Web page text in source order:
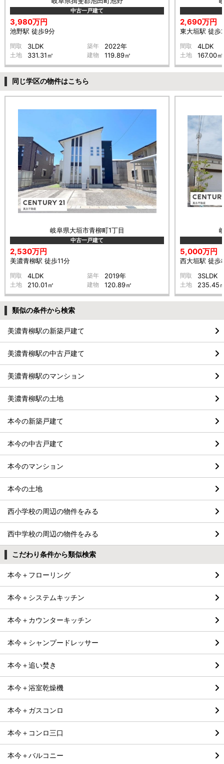
中古一戸建て
3,980万円
池野駅 徒歩9分
間取 3LDK 築年 2022年
土地 331.31㎡ 建物 119.89㎡
2,690万円
東大垣駅 徒歩
間取 4LDK
土地 167.00㎡
同じ学区の物件はこちら
岐阜県大垣市青柳町1丁目
中古一戸建て
2,530万円
美濃青柳駅 徒歩11分
間取 4LDK 築年 2019年
土地 210.01㎡ 建物 120.89㎡
5,000万円
西大垣駅 徒歩
間取 3SLDK
土地 235.45
類似の条件から検索
美濃青柳駅の新築戸建て
美濃青柳駅の中古戸建て
美濃青柳駅のマンション
美濃青柳駅の土地
本今の新築戸建て
本今の中古戸建て
本今のマンション
本今の土地
西小学校の周辺の物件をみる
西中学校の周辺の物件をみる
こだわり条件から類似検索
本今＋フローリング
本今＋システムキッチン
本今＋カウンターキッチン
本今＋シャンプードレッサー
本今＋追い焚き
本今＋浴室乾燥機
本今＋ガスコンロ
本今＋コンロ三口
本今＋バルコニー